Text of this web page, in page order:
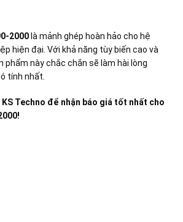
2000 là mảnh ghép hoàn hảo cho hệ
hiện đại. Với khả năng tùy biến cao và
phẩm này chắc chắn sẽ làm hài lòng
tính nhất.
KS Techno để nhận báo giá tốt nhất cho